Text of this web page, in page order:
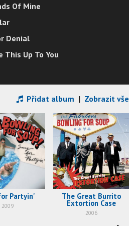
Of Mine
Denial
This Up To You
Přidat album | Zobrazit vše
Partyin'
2009
The Great Burrito
Extortion Case
2006